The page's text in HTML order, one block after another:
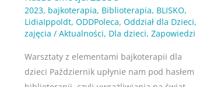
2023, bajkoterapia, Biblioterapia, BLISKO,
LidiaIppoldt, ODDPoleca, Oddział dla Dzieci,
zajęcia / Aktualności, Dla dzieci, Zapowiedzi
Warsztaty z elementami bajkoterapii dla
dzieci Październik upłynie nam pod hasłem